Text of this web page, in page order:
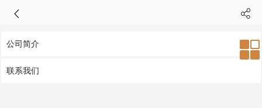
公司简介
联系我们